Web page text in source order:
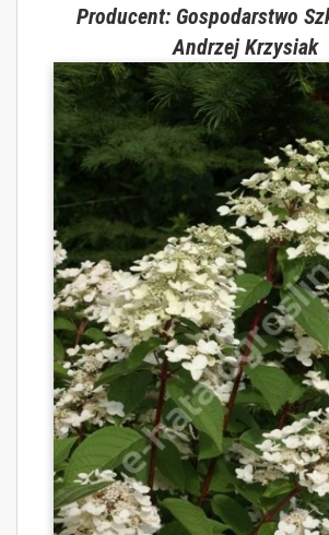
Producent: Gospodarstwo
Andrzej Krzysiak